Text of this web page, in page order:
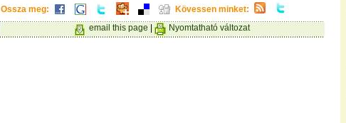
Ossza meg:
Kövessen minket:
email this page
Nyomtatható változat